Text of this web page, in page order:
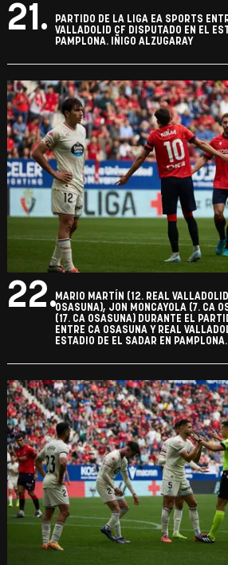
21.
PARTIDO DE LA LIGA EA SPORTS
VALLADOLID CF DISPUTADO EN EL
PAMPLONA. IÑIGO ALZUGARAY
22.MARIO MARTÍN (12. REAL
OSASUNA), JON MONCAYOLA (7. CA
(17. CA OSASUNA) DURANTE EL
ENTRE CA OSASUNA Y REAL
ESTADIO DE EL SADAR EN